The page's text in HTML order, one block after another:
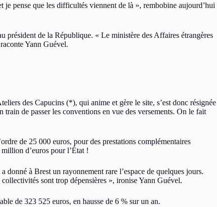
je pense que les difficultés viennent de là », rembobine aujourd’hui
président de la République. « Le ministère des Affaires étrangères
Yann Guével.
des Capucins (*), qui anime et gère le site, s’est donc résignée
de passer les conventions en vue des versements. On le fait
de 25 000 euros, pour des prestations complémentaires
d’euros pour l’État !
à Brest un rayonnement rare l’espace de quelques jours.
sont trop dépensières », ironise Yann Guével.
de 323 525 euros, en hausse de 6 % sur un an.